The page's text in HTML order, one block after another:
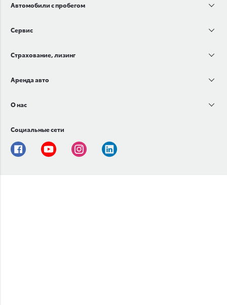
Автомобили с пробегом
Сервис
Страхование, лизинг
Аренда авто
О нас
Социальные сети
Facebook
YoutubeInstagram